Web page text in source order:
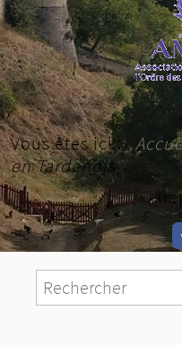
Vous êtes ici :
en Tardenois